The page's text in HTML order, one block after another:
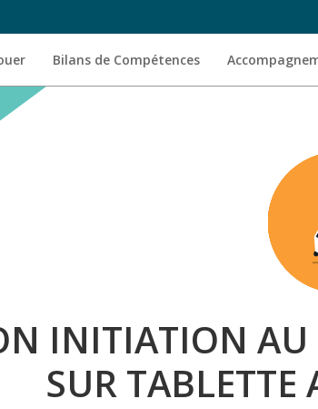
Bilans de Compétences
INITIATION AU
SUR TABLETTE